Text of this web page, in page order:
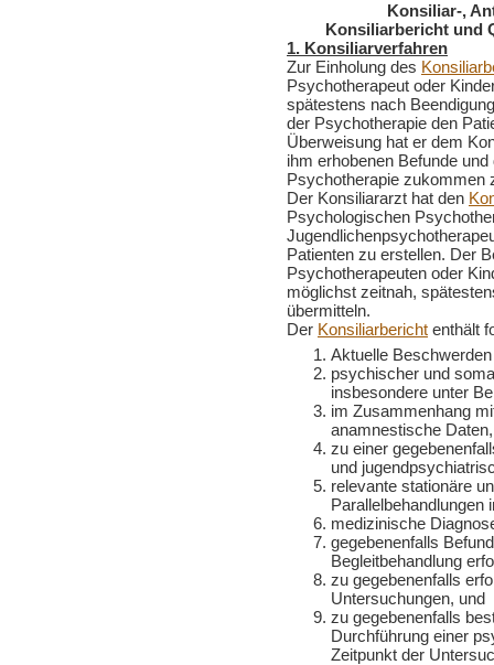
Konsiliar-,
Konsiliarbericht und
1. Konsiliarverfahren
Zur Einholung des
Psychotherapeut oder
spätestens nach
der Psychotherapie den
Überweisung hat er dem
ihm erhobenen Befunde
Psychotherapie zukommen
Der Konsiliararzt hat den
Psychologischen
Patienten zu erstellen. Der
Psychotherapeuten oder
möglichst zeitnah,
übermitteln.
Der Konsiliarbericht enthält
Aktuelle
psychischer und
insbesondere unter
im Zusammenhang
anamnestische Daten,
zu einer
und
relevante stationäre
Parallelbehandlungen
medizinische
gegebenenfalls
Begleitbehandlung
zu gegebenenfalls
Untersuchungen, und
zu gegebenenfalls
Durchführung einer
Zeitpunkt der